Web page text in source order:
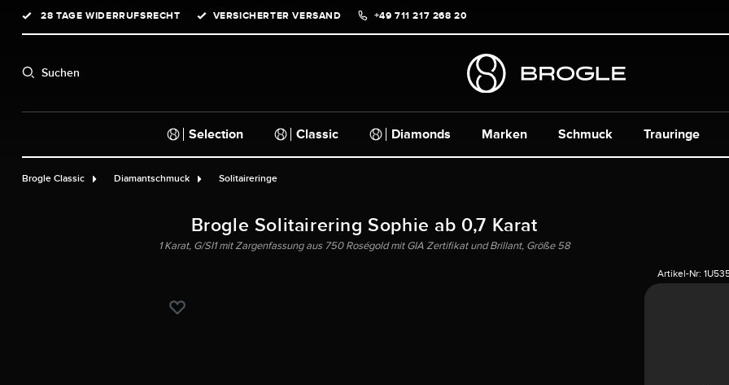
Zur Hauptnavigation springen
28 TAGE WIDERRUFSRECHT VERSICHERTER VERSAND +49 711 217 268 20
Suchen
Selection Classic Diamonds Marken Schmuck Trauringe
Brogle Classic Diamantschmuck Solitaireringe
Brogle Solitairering Sophie ab 0,7 Karat
1 Karat, G/SI1 mit Zargenfassung aus 750 Roségold mit GIA Zertifikat und Brillant, Größe 58
Artikel-Nr: